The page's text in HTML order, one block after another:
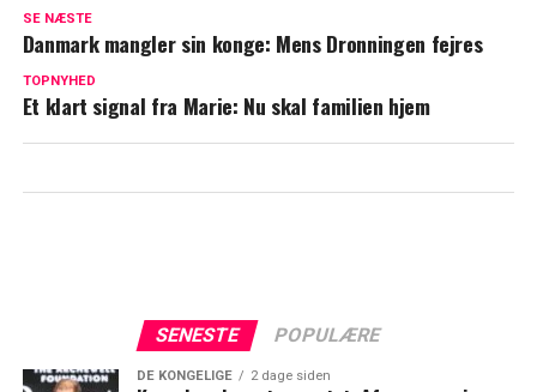
Marit til Epstein afsløret
gang efter sønnens skandale
SE NÆSTE
Danmark mangler sin konge: Mens Dronningen fejres
TOPNYHED
Et klart signal fra Marie: Nu skal familien hjem
SENESTE POPULÆRE
DE KONGELIGE 2 dage siden